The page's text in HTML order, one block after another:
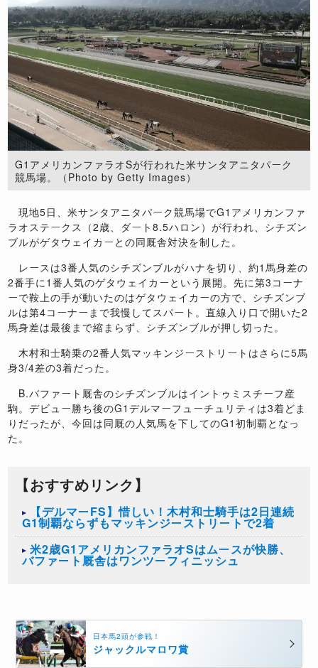
G1アメリカンファラオSが行われた米サンタアニタパーク
競馬場。（Photo by Getty Images）
現地5日、米サンタアニタパーク競馬場でG1アメリカンファ
ラオステークス（2歳、ダート8.5ハロン）が行われ、シチズン
ブルがゲタウェイカーとの同厩舎対決を制した。
レースは3番人気のシチズンブルがハナを切り、約1馬身差の
2番手に1番人気のゲタウェイカーという展開。先に第3コーナ
ーで鞍上の手が動いたのはゲタウェイカーの方で、シチズンブ
ルは第4コーナーまで我慢してスパート。直線入り口で開いた2
馬身差は最後まで縮まらず、シチズンブルが押し切った。
木村和士騎乗の2番人気マッキンジーストリートはさらに5馬
身3/4差の3着だった。
B.バファート厩舎のシチズンブルはイントゥミスチーフ産
駒。デビュー勝ち後のG1デルマーフューチュリティは3着どま
りだったが、今回は同厩の人気馬を下してのG1初制覇となっ
た。
【おすすめリンク】
【デルマーFS】惜しい！木村和士騎手は2日連続
G1制覇ならずもマッキンジーストリートで2着
米2歳G1アメリカンファラオSはムースが快勝、
バファート厩舎はワンツーフィニッシュ
日本馬2頭が参戦！
ジャックルマロワ賞